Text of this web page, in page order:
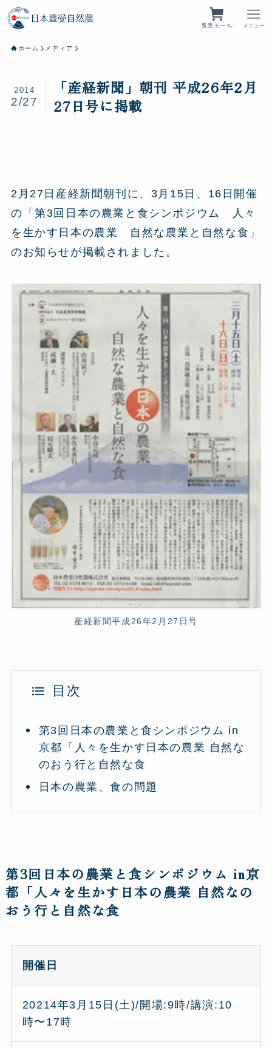
豊受モール メニュー
ホーム メディア
「産経新聞」朝刊 平成26年2月
27日号に掲載
2014
2/27
2月27日産経新聞朝刊に、3月15日、16日開催
の「第3回日本の農業と食シンポジウム 人々
を生かす日本の農業 自然な農業と自然な食」
のお知らせが掲載されました。
産経新聞平成26年2月27日号
目次
第3回日本の農業と食シンポジウム in
京都「人々を生かす日本の農業 自然な
のおう行と自然な食
日本の農業、食の問題
第3回日本の農業と食シンポジウム in京
都「人々を生かす日本の農業 自然なの
おう行と自然な食
開催日
20214年3月15日(土)/開場:9時/講演:10
時〜17時